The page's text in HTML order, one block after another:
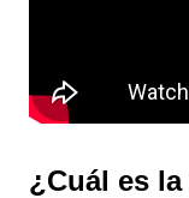
¿Cuál es